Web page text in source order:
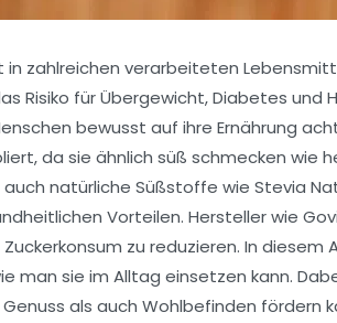
in zahlreichen verarbeiteten
Risiko für Übergewicht, Diabetes
bewusst auf ihre Ernährung
da sie ähnlich süß schmecken wie
natürliche Süßstoffe wie Stevia
Vorteilen. Hersteller wie
zu reduzieren. In
man sie im Alltag einsetzen kann.
als auch Wohlbefinden fördern